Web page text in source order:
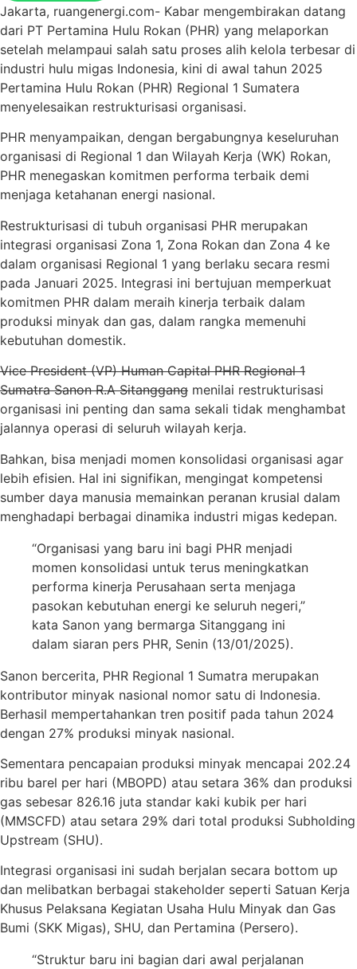
Jakarta, ruangenergi.com- Kabar mengembirakan datang
dari PT Pertamina Hulu Rokan (PHR) yang melaporkan
setelah melampaui salah satu proses alih kelola terbesar di
industri hulu migas Indonesia, kini di awal tahun 2025
Pertamina Hulu Rokan (PHR) Regional 1 Sumatera
menyelesaikan restrukturisasi organisasi.
PHR menyampaikan, dengan bergabungnya keseluruhan
organisasi di Regional 1 dan Wilayah Kerja (WK) Rokan,
PHR menegaskan komitmen performa terbaik demi
menjaga ketahanan energi nasional.
Restrukturisasi di tubuh organisasi PHR merupakan
integrasi organisasi Zona 1, Zona Rokan dan Zona 4 ke
dalam organisasi Regional 1 yang berlaku secara resmi
pada Januari 2025. Integrasi ini bertujuan memperkuat
komitmen PHR dalam meraih kinerja terbaik dalam
produksi minyak dan gas, dalam rangka memenuhi
kebutuhan domestik.
Vice President (VP) Human Capital PHR Regional 1
Sumatra Sanon R.A Sitanggang menilai restrukturisasi
organisasi ini penting dan sama sekali tidak menghambat
jalannya operasi di seluruh wilayah kerja.
Bahkan, bisa menjadi momen konsolidasi organisasi agar
lebih efisien. Hal ini signifikan, mengingat kompetensi
sumber daya manusia memainkan peranan krusial dalam
menghadapi berbagai dinamika industri migas kedepan.
“Organisasi yang baru ini bagi PHR menjadi
momen konsolidasi untuk terus meningkatkan
performa kinerja Perusahaan serta menjaga
pasokan kebutuhan energi ke seluruh negeri,”
kata Sanon yang bermarga Sitanggang ini
dalam siaran pers PHR, Senin (13/01/2025).
Sanon bercerita, PHR Regional 1 Sumatra merupakan
kontributor minyak nasional nomor satu di Indonesia.
Berhasil mempertahankan tren positif pada tahun 2024
dengan 27% produksi minyak nasional.
Sementara pencapaian produksi minyak mencapai 202.24
ribu barel per hari (MBOPD) atau setara 36% dan produksi
gas sebesar 826.16 juta standar kaki kubik per hari
(MMSCFD) atau setara 29% dari total produksi Subholding
Upstream (SHU).
Integrasi organisasi ini sudah berjalan secara bottom up
dan melibatkan berbagai stakeholder seperti Satuan Kerja
Khusus Pelaksana Kegiatan Usaha Hulu Minyak dan Gas
Bumi (SKK Migas), SHU, dan Pertamina (Persero).
“Struktur baru ini bagian dari awal perjalanan